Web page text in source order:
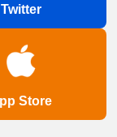
Twitter
Store